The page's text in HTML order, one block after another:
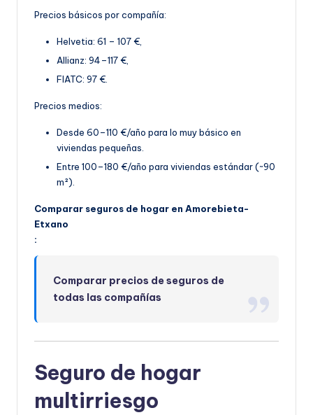
Precios básicos por compañía:
Helvetia: 61 – 107 €,
Allianz: 94–117 €,
FIATC: 97 €.
Precios medios:
Desde 60–110 €/año para lo muy básico en
viviendas pequeñas.
Entre 100–180 €/año para viviendas estándar (~90
m²).
Comparar seguros de hogar en Amorebieta-
Etxano
:
Comparar precios de seguros de
todas las compañías
Seguro de hogar
multirriesgo